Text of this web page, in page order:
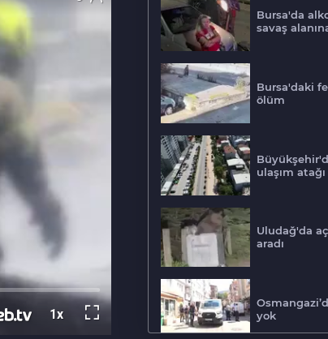
Bursa'da
savaş
Bursa'daki
ölüm
ulaşım atağı
Uludağ'da
aradı
yok